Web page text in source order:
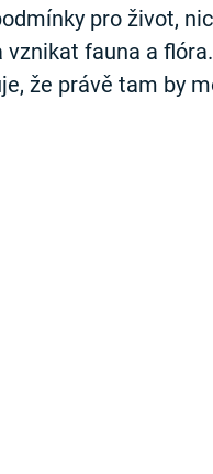
pro život,
fauna a
že právě tam by